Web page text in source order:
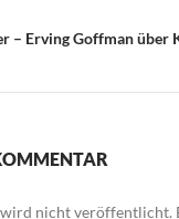
– Erving Goffman über
nicht veröffentlicht.